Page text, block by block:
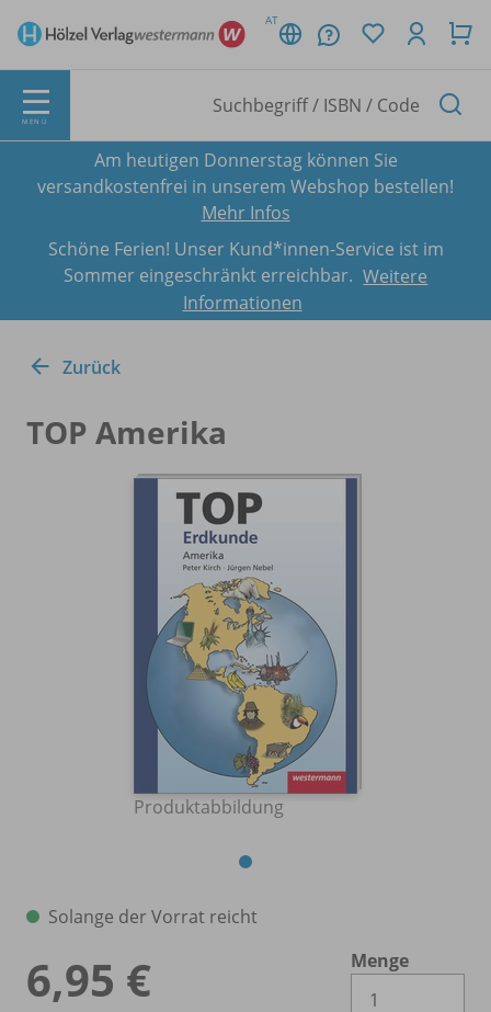
AT
MENÜ
Am heutigen Donnerstag können Sie
versandkostenfrei in unserem Webshop bestellen!
Mehr Infos
Schöne Ferien! Unser Kund*innen-Service ist im
Sommer eingeschränkt erreichbar. Weitere
Informationen
Zurück
TOP Amerika
Produktabbildung
Solange der Vorrat reicht
6,95 €
Menge